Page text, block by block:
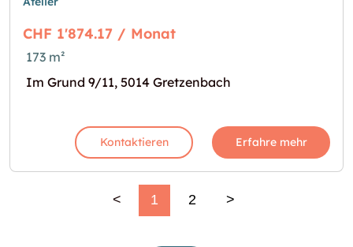
CHF 1'874.17 / Monat
173 m²
Im Grund 9/11, 5014 Gretzenbach
Kontaktieren Erfahre mehr
< 1 2 >